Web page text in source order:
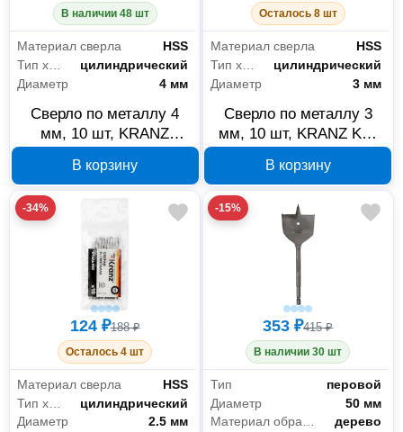
В наличии 48 шт
Материал сверла
HSS
цилиндрический
Диаметр
4 мм
Сверло по металлу 4
мм, 10 шт, KRANZ
В корзину
Осталось 8 шт
Материал сверла
HSS
Тип хвостовика
цилиндрический
Диаметр
3 мм
Сверло по металлу 3
мм, 10 шт, KRANZ KR-
В корзину
-34%
124 ₽188 ₽
Осталось 4 шт
Материал сверла
HSS
цилиндрический
Диаметр
2.5 мм
-15%
353 ₽415 ₽
В наличии 30 шт
Тип
перовой
Диаметр
50 мм
Материал обработки
дерево